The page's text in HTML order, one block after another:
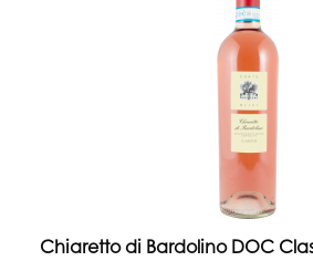
Chiaretto di Bardolino DOC